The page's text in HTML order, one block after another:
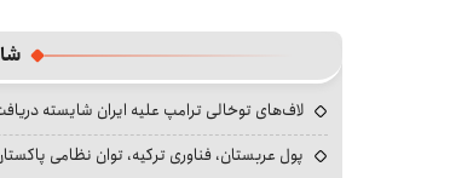
لاف‌های توخالی ترامپ علیه ایران شایسته
پول عربستان، فناوری ترکیه، توان نظامی